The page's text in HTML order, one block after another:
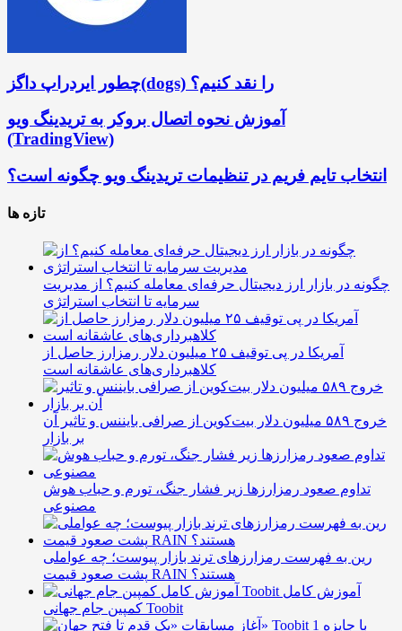
چطور ایردراپ داگز(dogs) را نقد کنیم؟
آموزش نحوه اتصال بروکر به تریدینگ ویو
(TradingView)
انتخاب تایم فریم در تنظیمات تریدینگ ویو چگونه است؟
تازه ها
چگونه در بازار ارز دیجیتال حرفه‌ای معامله کنیم؟ از مدیریت
سرمایه تا انتخاب استراتژی
آمریکا در پی توقیف ۲۵ میلیون دلار رمزارز حاصل از
کلاهبرداری‌های عاشقانه است
خروج ۵۸۹ میلیون دلار بیت‌کوین از صرافی بایننس و تاثیر آن
بر بازار
تداوم صعود رمزارزها زیر فشار جنگ، تورم و حباب هوش
مصنوعی
رین به فهرست رمزارزهای ترند بازار پیوست؛ چه عواملی
پشت صعود قیمت RAIN هستند؟
آموزش کامل
کمپین جام جهانی Toobit